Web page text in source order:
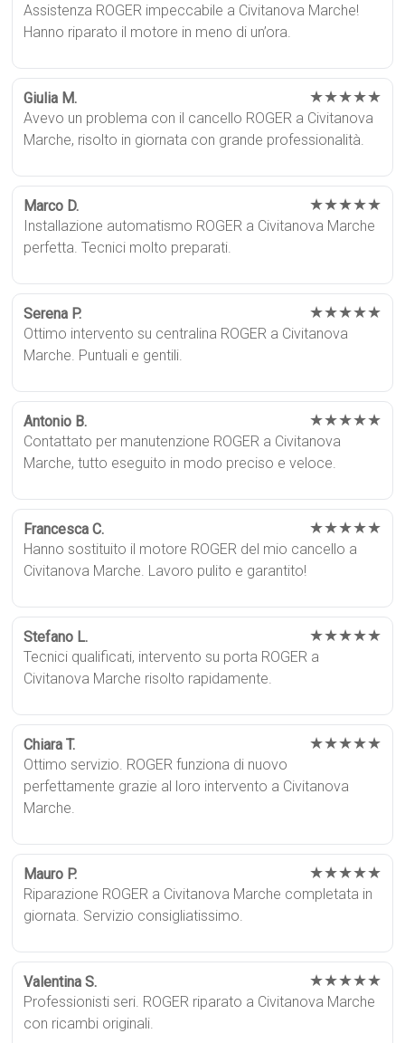
Assistenza ROGER impeccabile a Civitanova Marche!
Hanno riparato il motore in meno di un’ora.
Giulia M. ★★★★★
Avevo un problema con il cancello ROGER a Civitanova
Marche, risolto in giornata con grande professionalità.
Marco D. ★★★★★
Installazione automatismo ROGER a Civitanova Marche
perfetta. Tecnici molto preparati.
Serena P. ★★★★★
Ottimo intervento su centralina ROGER a Civitanova
Marche. Puntuali e gentili.
Antonio B. ★★★★★
Contattato per manutenzione ROGER a Civitanova
Marche, tutto eseguito in modo preciso e veloce.
Francesca C. ★★★★★
Hanno sostituito il motore ROGER del mio cancello a
Civitanova Marche. Lavoro pulito e garantito!
Stefano L. ★★★★★
Tecnici qualificati, intervento su porta ROGER a
Civitanova Marche risolto rapidamente.
Chiara T. ★★★★★
Ottimo servizio. ROGER funziona di nuovo
perfettamente grazie al loro intervento a Civitanova
Marche.
Mauro P. ★★★★★
Riparazione ROGER a Civitanova Marche completata in
giornata. Servizio consigliatissimo.
Valentina S. ★★★★★
Professionisti seri. ROGER riparato a Civitanova Marche
con ricambi originali.